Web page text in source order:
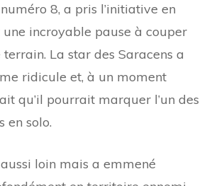
8, a pris l’initiative en
incroyable pause à couper
La star des Saracens a
ridicule et, à un moment
qu’il pourrait marquer l’un des
en solo.
aussi loin mais a emmené